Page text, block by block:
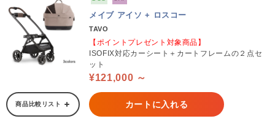
メイブ アイソ + ロスコー
TAVO
【ポイントプレゼント対象商品】
ISOFIX対応カーシート＋カートフレームの２点セ
ット
¥121,000 ～
商品比較リスト カートに入れる